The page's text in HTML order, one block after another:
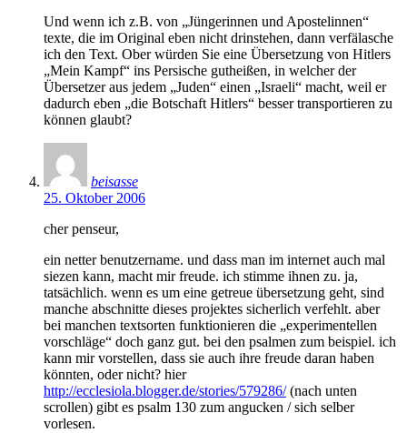
Und wenn ich z.B. von „Jüngerinnen und Apostelinnen“
texte, die im Original eben nicht drinstehen, dann verfälasche
ich den Text. Ober würden Sie eine Übersetzung von Hitlers
„Mein Kampf“ ins Persische gutheißen, in welcher der
Übersetzer aus jedem „Juden“ einen „Israeli“ macht, weil er
dadurch eben „die Botschaft Hitlers“ besser transportieren zu
können glaubt?
beisasse
25. Oktober 2006
cher penseur,
ein netter benutzername. und dass man im internet auch mal
siezen kann, macht mir freude. ich stimme ihnen zu. ja,
tatsächlich. wenn es um eine getreue übersetzung geht, sind
manche abschnitte dieses projektes sicherlich verfehlt. aber
bei manchen textsorten funktionieren die „experimentellen
vorschläge“ doch ganz gut. bei den psalmen zum beispiel. ich
kann mir vorstellen, dass sie auch ihre freude daran haben
könnten, oder nicht? hier
http://ecclesiola.blogger.de/stories/579286/(nach unten
scrollen) gibt es psalm 130 zum angucken / sich selber
vorlesen.